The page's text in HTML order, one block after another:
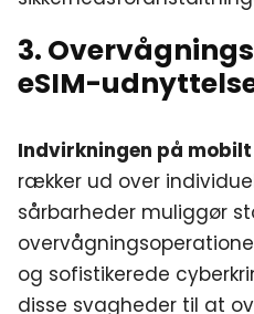
3.
eSIM-
Indvirkningen på
rækker ud over
sårbarheder muliggør
og sofistikerede
disse svagheder til at